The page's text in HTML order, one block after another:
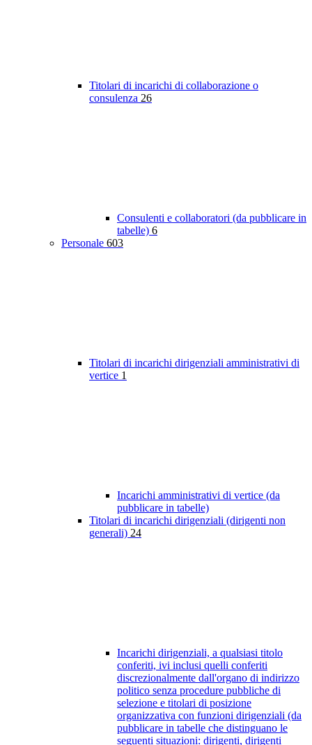
Titolari di incarichi di collaborazione o
consulenza 26
Consulenti e collaboratori (da pubblicare in
tabelle) 6
Personale 603
Titolari di incarichi dirigenziali amministrativi di
vertice 1
Incarichi amministrativi di vertice (da
pubblicare in tabelle)
Titolari di incarichi dirigenziali (dirigenti non
generali) 24
Incarichi dirigenziali, a qualsiasi titolo
conferiti, ivi inclusi quelli conferiti
discrezionalmente dall'organo di indirizzo
politico senza procedure pubbliche di
selezione e titolari di posizione
organizzativa con funzioni dirigenziali (da
pubblicare in tabelle che distinguano le
seguenti situazioni: dirigenti, dirigenti